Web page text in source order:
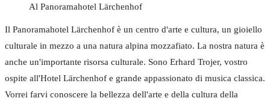
Al Panoramahotel Lärchenhof
Il Panoramahotel Lärchenhof è un centro d'arte e cultura, un gioiello
culturale in mezzo a una natura alpina mozzafiato. La nostra natura è
anche un'importante risorsa culturale. Sono Erhard Trojer, vostro
ospite all'Hotel Lärchenhof e grande appassionato di musica classica.
Vorrei farvi conoscere la bellezza dell'arte e della cultura della